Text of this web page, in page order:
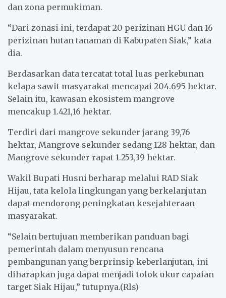
dan zona permukiman.
“Dari zonasi ini, terdapat 20 perizinan HGU dan 16
perizinan hutan tanaman di Kabupaten Siak,” kata
dia.
Berdasarkan data tercatat total luas perkebunan
kelapa sawit masyarakat mencapai 204.695 hektar.
Selain itu, kawasan ekosistem mangrove
mencakup 1.421,16 hektar.
Terdiri dari mangrove sekunder jarang 39,76
hektar, Mangrove sekunder sedang 128 hektar, dan
Mangrove sekunder rapat 1.253,39 hektar.
Wakil Bupati Husni berharap melalui RAD Siak
Hijau, tata kelola lingkungan yang berkelanjutan
dapat mendorong peningkatan kesejahteraan
masyarakat.
“Selain bertujuan memberikan panduan bagi
pemerintah dalam menyusun rencana
pembangunan yang berprinsip keberlanjutan, ini
diharapkan juga dapat menjadi tolok ukur capaian
target Siak Hijau,” tutupnya.(Rls)